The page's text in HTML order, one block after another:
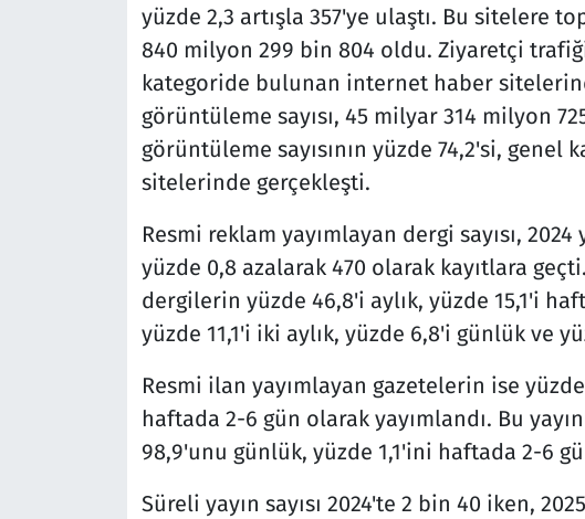
yüzde 2,3 artışla 357'ye ulaştı. Bu sitelere
840 milyon 299 bin 804 oldu. Ziyaretçi
kategoride bulunan internet haber
görüntüleme sayısı, 45 milyar 314 milyon
görüntüleme sayısının yüzde 74,2'si,
sitelerinde gerçekleşti.
Resmi reklam yayımlayan dergi sayısı, 2024
yüzde 0,8 azalarak 470 olarak kayıtlara
dergilerin yüzde 46,8'i aylık, yüzde 15,1'i
yüzde 11,1'i iki aylık, yüzde 6,8'i günlük ve
Resmi ilan yayımlayan gazetelerin ise
haftada 2-6 gün olarak yayımlandı. Bu
98,9'unu günlük, yüzde 1,1'ini haftada 2-6
Süreli yayın sayısı 2024'te 2 bin 40 iken,